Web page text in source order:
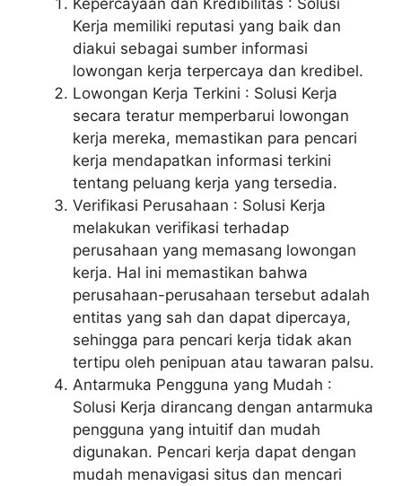
Kerja memiliki reputasi yang baik dan
diakui sebagai sumber informasi
lowongan kerja terpercaya dan kredibel.
Lowongan Kerja Terkini : Solusi Kerja
secara teratur memperbarui lowongan
kerja mereka, memastikan para pencari
kerja mendapatkan informasi terkini
tentang peluang kerja yang tersedia.
Verifikasi Perusahaan : Solusi Kerja
melakukan verifikasi terhadap
perusahaan yang memasang lowongan
kerja. Hal ini memastikan bahwa
perusahaan-perusahaan tersebut adalah
entitas yang sah dan dapat dipercaya,
sehingga para pencari kerja tidak akan
tertipu oleh penipuan atau tawaran palsu.
Antarmuka Pengguna yang Mudah :
Solusi Kerja dirancang dengan antarmuka
pengguna yang intuitif dan mudah
digunakan. Pencari kerja dapat dengan
mudah menavigasi situs dan mencari